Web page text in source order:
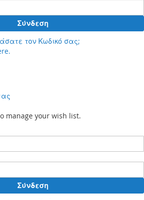
Σύνδεση
τον Κωδικό σας;
manage your wish list.
Σύνδεση